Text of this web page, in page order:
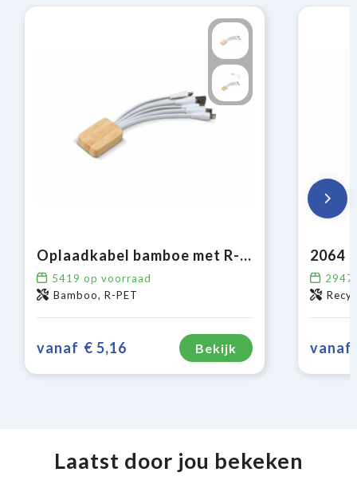
Oplaadkabel bamboe met R-PET
5419 op voorraad
Bamboo, R-PET
vanaf € 5,16 Bekijk vanaf
Laatst door jou bekeken